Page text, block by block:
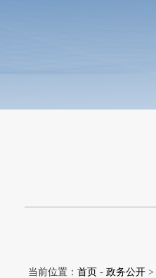
当前位置： 首页 - 政务公开 >